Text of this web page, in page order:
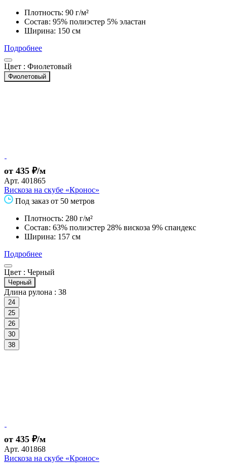
Плотность: 90 г/м²
Состав: 95% полиэстер 5% эластан
Ширина: 150 см
Подробнее
Цвет : Фиолетовый
Фиолетовый
от 435 ₽/м
Арт. 401865
Вискоза на скубе «Кронос»
Под заказ от 50 метров
Плотность: 280 г/м²
Состав: 63% полиэстер 28% вискоза 9% спандекс
Ширина: 157 см
Подробнее
Цвет : Черный
Черный
Длина рулона : 38
24
25
26
30
38
от 435 ₽/м
Арт. 401868
Вискоза на скубе «Кронос»